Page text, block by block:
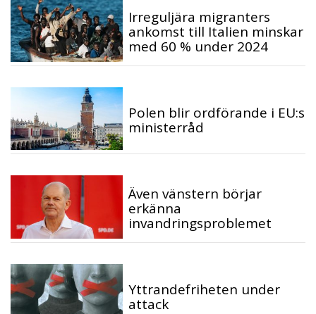
Irreguljära migranters
ankomst till Italien minskar
med 60 % under 2024
Polen blir ordförande i EU:s
ministerråd
Även vänstern börjar
erkänna
invandringsproblemet
Yttrandefriheten under
attack